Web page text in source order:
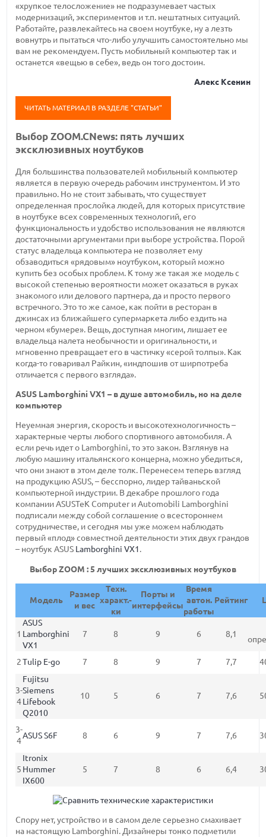
«хрупкое телосложение» не подразумевает частых
модернизаций, экспериментов и т.п. нештатных ситуаций.
Работайте, развлекайтесь на своем ноутбуке, ну а лезть
вовнутрь и пытаться что-либо улучшить самостоятельно мы
вам не рекомендуем. Пусть мобильный компьютер так и
останется «вещью в себе», ведь он того достоин.
Алекс Ксенин
ЧИТАТЬ МАТЕРИАЛ В РАЗДЕЛЕ "СТАТЬИ"
Выбор ZOOM.CNews: пять лучших
эксклюзивных ноутбуков
Для большинства пользователей мобильный компьютер
является в первую очередь рабочим инструментом. И это
правильно. Но не стоит забывать, что существует
определенная прослойка людей, для которых присутствие
в ноутбуке всех современных технологий, его
функциональность и удобство использования не являются
достаточными аргументами при выборе устройства. Порой
статус владельца компьютера не позволяет ему
обзаводиться «рядовым» ноутбуком, который можно
купить без особых проблем. К тому же такая же модель с
высокой степенью вероятности может оказаться в руках
знакомого или делового партнера, да и просто первого
встречного. Это то же самое, как пойти в ресторан в
джинсах из ближайшего супермаркета либо ездить на
черном «бумере». Вещь, доступная многим, лишает ее
владельца налета необычности и оригинальности, и
мгновенно превращает его в частичку «серой толпы». Как
когда-то говаривал Райкин, «индпошив от ширпотреба
отличается с первого взгляда».
ASUS Lamborghini VX1 – в душе автомобиль, но на деле
компьютер
Неуемная энергия, скорость и высокотехнологичность –
характерные черты любого спортивного автомобиля. А
если речь идет о Lamborghini, то это закон. Взглянув на
любую машину итальянского концерна, можно убедиться,
что они знают в этом деле толк. Перенесем теперь взгляд
на продукцию ASUS, – бесспорно, лидер тайваньской
компьютерной индустрии. В декабре прошлого года
компании ASUSTeK Computer и Automobili Lamborghini
подписали между собой соглашение о всестороннем
сотрудничестве, и сегодня мы уже можем наблюдать
первый «плод» совместной деятельности этих двух грандов
– ноутбук ASUS Lamborghini VX1.
Выбор ZOOM : 5 лучших эксклюзивных ноутбуков
Модель
Размер
и вес
Техн.
характ.-
ки
Порты и
интерфейсы
Время
автон.
работы
Рейтинг
1
ASUS
Lamborghini
VX1
7 8 9 6 8,1
2 Tulip E-go 7 8 9 7 7,7
3-
4
Fujitsu
Siemens
Lifebook
Q2010
10 5 6 7 7,6
3-
4
ASUS S6F 8 6 9 7 7,6
5
Itronix
Hummer
IX600
5 7 8 6 6,4
Спору нет, устройство и в самом деле серьезно смахивает
на настоящую Lamborghini. Дизайнеры тонко подметили